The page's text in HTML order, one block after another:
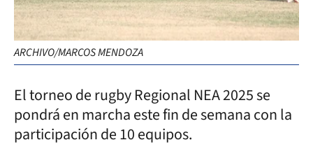
ARCHIVO/MARCOS MENDOZA
El torneo de rugby Regional NEA 2025 se
pondrá en marcha este fin de semana con la
participación de 10 equipos.